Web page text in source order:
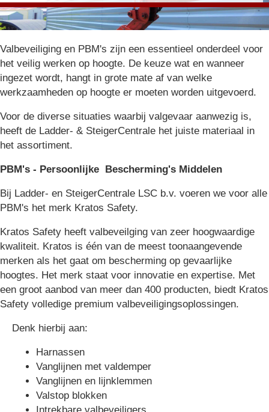
Valbeveiliging en PBM's zijn een essentieel onderdeel voor
het veilig werken op hoogte. De keuze wat en wanneer
ingezet wordt, hangt in grote mate af van welke
werkzaamheden op hoogte er moeten worden uitgevoerd.
Voor de diverse situaties waarbij valgevaar aanwezig is,
heeft de Ladder- & SteigerCentrale het juiste materiaal in
het assortiment.
PBM's - Persoonlijke Bescherming's Middelen
Bij Ladder- en SteigerCentrale LSC b.v. voeren we voor alle
PBM's het merk Kratos Safety.
Kratos Safety heeft valbeveilging van zeer hoogwaardige
kwaliteit. Kratos is één van de meest toonaangevende
merken als het gaat om bescherming op gevaarlijke
hoogtes. Het merk staat voor innovatie en expertise. Met
een groot aanbod van meer dan 400 producten, biedt Kratos
Safety volledige premium valbeveiligingsoplossingen.
Denk hierbij aan:
Harnassen
Vanglijnen met valdemper
Vanglijnen en lijnklemmen
Valstop blokken